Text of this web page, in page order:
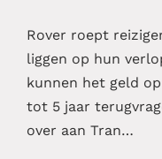
Rover roept
liggen op hun
kunnen het geld
tot 5 jaar
over aan Tran…